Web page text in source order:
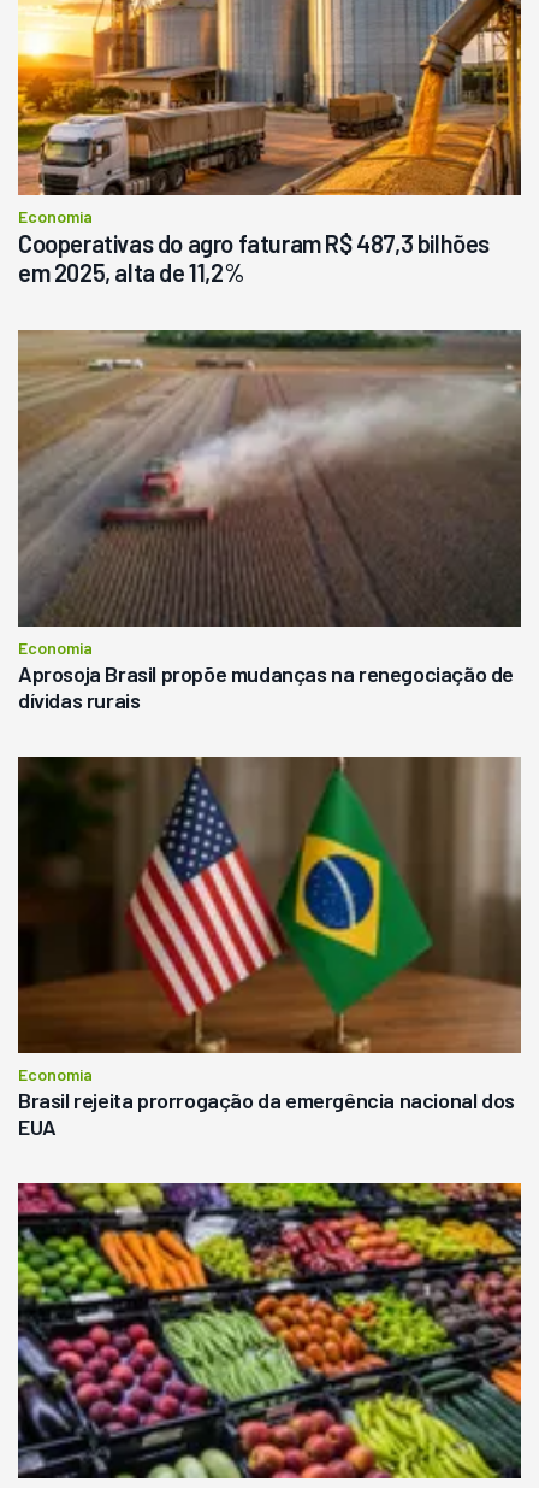
Economia
Cooperativas do agro faturam R$ 487,3 bilhões
em 2025, alta de 11,2%
Economia
Aprosoja Brasil propõe mudanças na renegociação de
dívidas rurais
Economia
Brasil rejeita prorrogação da emergência nacional dos
EUA